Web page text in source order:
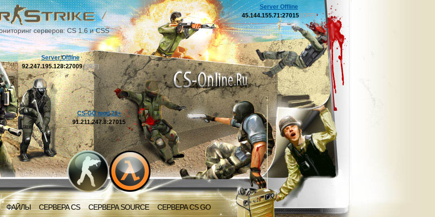
серверов: CS 1.6 и CSS
ФАЙЛЫ СЕРВЕРА CS СЕРВЕРА SOURCE СЕРВЕРА CS GO
Server Offline
92.247.195.128:27009[OFF]
CS-GO mod 21+
91.211.247.8:27015
Server Offline
45.144.155.71:27015 [OFF]